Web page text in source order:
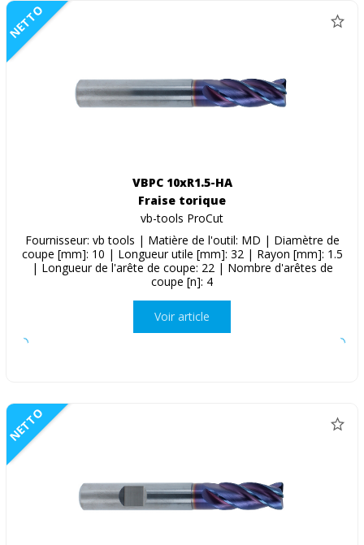
NETTO
VBPC 10xR1.5-HA
Fraise torique
vb-tools ProCut
Fournisseur: vb tools | Matière de l'outil: MD | Diamètre de
coupe [mm]: 10 | Longueur utile [mm]: 32 | Rayon [mm]: 1.5
| Longueur de l'arête de coupe: 22 | Nombre d'arêtes de
coupe [n]: 4
Voir article
NETTO